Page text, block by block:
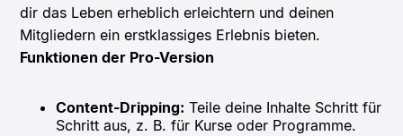
dir das Leben erheblich erleichtern und deinen
Mitgliedern ein erstklassiges Erlebnis bieten.
Funktionen der Pro-Version
Content-Dripping: Teile deine Inhalte Schritt für
Schritt aus, z. B. für Kurse oder Programme.